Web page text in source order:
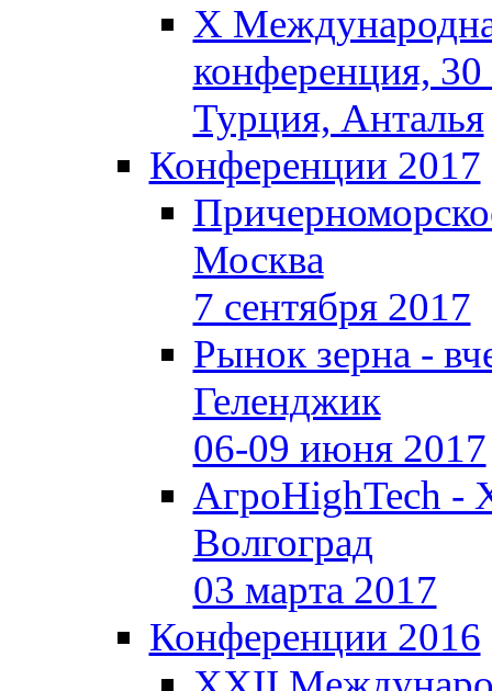
X
конференция, 30
Турция, Анталья
Конференции 2017
Москва
7 сентября 2017
Рынок зерна -
Геленджик
06-09 июня 2017
АгроHighTech -
Волгоград
03 марта 2017
Конференции 2016